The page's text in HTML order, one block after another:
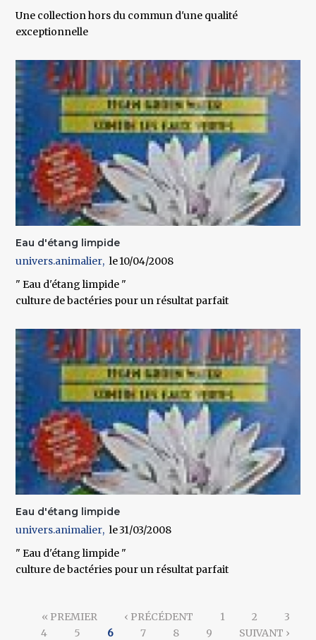
Une collection hors du commun d'une qualité
exceptionnelle
Eau d'étang limpide
univers.animalier
10/04/2008
" Eau d'étang limpide "
culture de bactéries pour un résultat parfait
Eau d'étang limpide
univers.animalier
31/03/2008
" Eau d'étang limpide "
culture de bactéries pour un résultat parfait
« PREMIER ‹ PRÉCÉDENT 1 2
3
4
5 6 7 8 9
SUIVANT ›